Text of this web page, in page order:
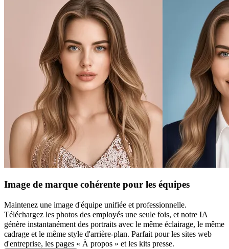
Image de marque cohérente pour les équipes
Maintenez une image d'équipe unifiée et professionnelle.
Téléchargez les photos des employés une seule fois, et notre IA
génère instantanément des portraits avec le même éclairage, le même
cadrage et le même style d'arrière-plan. Parfait pour les sites web
d'entreprise, les pages « À propos » et les kits presse.